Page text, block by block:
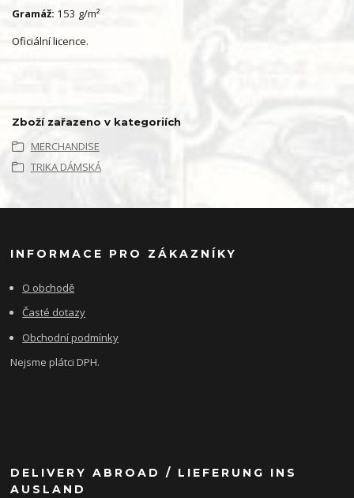
Gramáž: 153 g/m²
Oficiální licence.
Zboží zařazeno v kategoriích
MERCHANDISE
TRIKA DÁMSKÁ
INFORMACE PRO ZÁKAZNÍKY
O obchodě
Časté dotazy
Obchodní podmínky
Nejsme plátci DPH.
DELIVERY ABROAD / LIEFERUNG INS
AUSLAND